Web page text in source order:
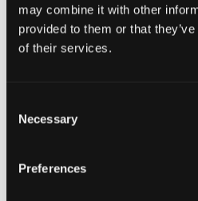
may combine it with other
provided to them or that
of their services.
Selection
Necessary
Preferences
afdrukken, heb je een
je voor altijd kunt
te kijken!
werken of vraag je
Zo begin je met Jilster: